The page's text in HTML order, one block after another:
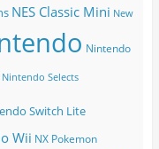
NES Classic Mini New
Nintendo
Nintendo Selects
Switch Lite
Wii NX Pokemon